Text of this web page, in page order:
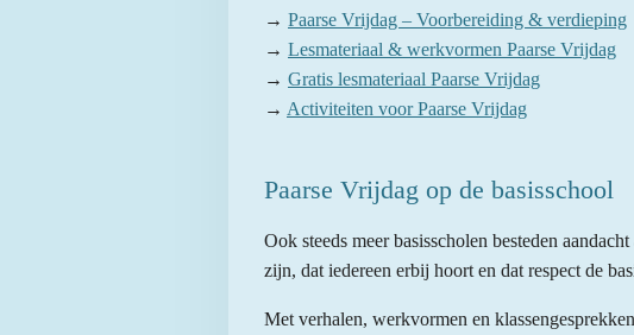
→ Paarse Vrijdag – Voorbereiding & verdieping
→ Lesmateriaal & werkvormen Paarse Vrijdag
→ Gratis lesmateriaal Paarse Vrijdag
→ Activiteiten voor Paarse Vrijdag
Paarse Vrijdag op de basisschool
Ook steeds meer basisscholen besteden
zijn, dat iedereen erbij hoort en dat respect de
Met verhalen, werkvormen en